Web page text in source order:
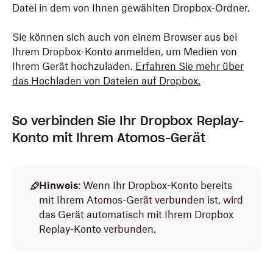
Datei in dem von Ihnen gewählten Dropbox-Ordner.
Sie können sich auch von einem Browser aus bei
Ihrem Dropbox-Konto anmelden, um Medien von
Ihrem Gerät hochzuladen. Erfahren Sie mehr über
das Hochladen von Dateien auf Dropbox.
So verbinden Sie Ihr Dropbox Replay-
Konto mit Ihrem Atomos-Gerät
Hinweis: Wenn Ihr Dropbox-Konto bereits
mit Ihrem Atomos-Gerät verbunden ist, wird
das Gerät automatisch mit Ihrem Dropbox
Replay-Konto verbunden.